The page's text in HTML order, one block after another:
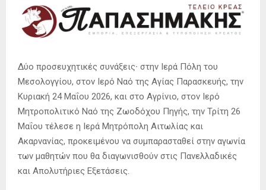
Δύο προσευχητικές συνάξεις∙ στην Ιερά Πόλη του
Μεσολογγίου, στον Ιερό Ναό της Αγίας Παρασκευής, την
Κυριακή 24 Μαΐου 2026, και στο Αγρίνιο, στον Ιερό
Μητροπολιτικό Ναό της Ζωοδόχου Πηγής, την Τρίτη 26
Μαΐου τέλεσε η Ιερά Μητρόπολη Αιτωλίας και
Ακαρνανίας, προκειμένου να συμπαρασταθεί στην αγωνία
των μαθητών που θα διαγωνισθούν στις Πανελλαδικές
και Απολυτήριες Εξετάσεις.